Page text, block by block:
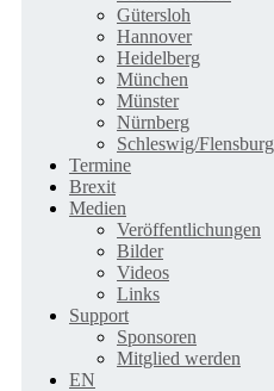
Gütersloh
Hannover
Heidelberg
München
Münster
Nürnberg
Schleswig/Flensburg
Termine
Brexit
Medien
Veröffentlichungen
Bilder
Videos
Links
Support
Sponsoren
Mitglied werden
EN